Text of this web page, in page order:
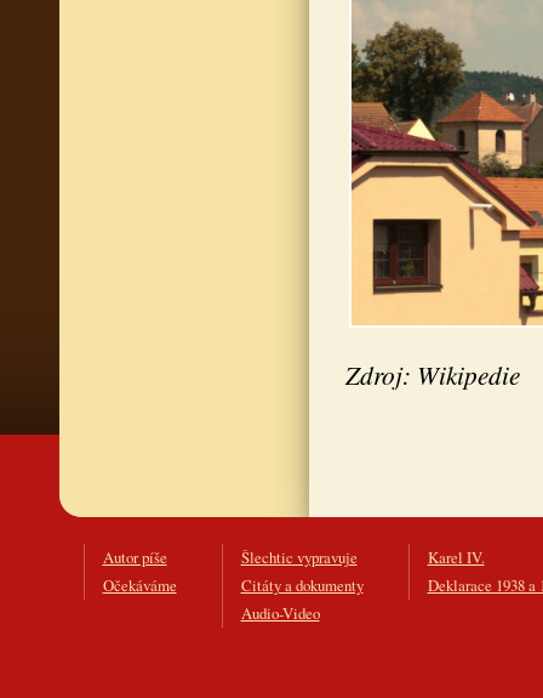
Zdroj: Wikipedie
Autor píše
Očekáváme
Šlechtic vypravuje
Citáty a dokumenty
Audio-Video
Karel IV.
Deklarace 1938 a